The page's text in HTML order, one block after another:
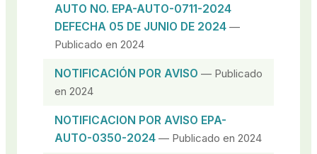
AUTO NO. EPA-AUTO-0711-2024
DEFECHA 05 DE JUNIO DE 2024 —
Publicado en 2024
NOTIFICACIÓN POR AVISO — Publicado
en 2024
NOTIFICACION POR AVISO EPA-
AUTO-0350-2024 — Publicado en 2024